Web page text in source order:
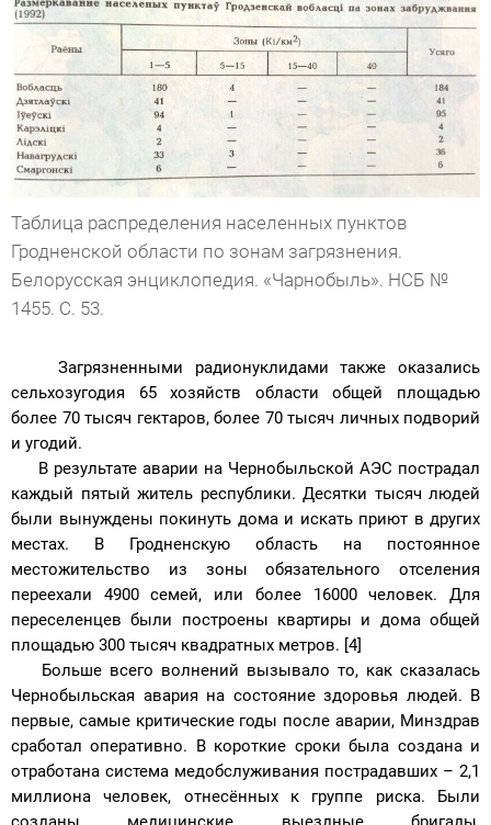
Таблица распределения населенных пунктов
Гродненской области по зонам загрязнения.
Белорусская энциклопедия. «Чарнобыль». НСБ №
1455. С. 53.
Загрязненными радионуклидами также оказались
сельхозугодия 65 хозяйств области общей площадью
более 70 тысяч гектаров, более 70 тысяч личных подворий
и угодий.
В результате аварии на Чернобыльской АЭС пострадал
каждый пятый житель республики. Десятки тысяч людей
были вынуждены покинуть дома и искать приют в других
местах. В Гродненскую область на постоянное
местожительство из зоны обязательного отселения
переехали 4900 семей, или более 16000 человек. Для
переселенцев были построены квартиры и дома общей
площадью 300 тысяч квадратных метров. [4]
Больше всего волнений вызывало то, как сказалась
Чернобыльская авария на состояние здоровья людей. В
первые, самые критические годы после аварии, Минздрав
сработал оперативно. В короткие сроки была создана и
отработана система медобслуживания пострадавших – 2,1
миллиона человек, отнесённых к группе риска. Были